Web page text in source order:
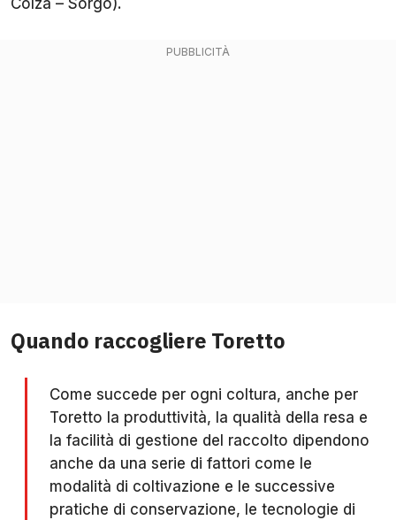
Colza – Sorgo).
Quando raccogliere Toretto
Come succede per ogni coltura, anche per
Toretto la produttività, la qualità della resa e
la facilità di gestione del raccolto dipendono
anche da una serie di fattori come le
modalità di coltivazione e le successive
pratiche di conservazione, le tecnologie di